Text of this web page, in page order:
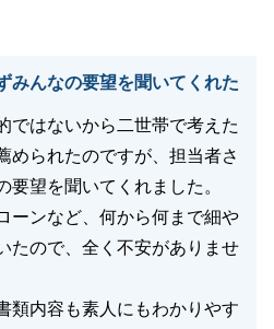
みんなの要望を聞いてくれた
ではないから二世帯で考えた
められたのですが、担当者さ
要望を聞いてくれました。
ーンなど、何から何まで細や
たので、全く不安がありませ
類内容も素人にもわかりやす